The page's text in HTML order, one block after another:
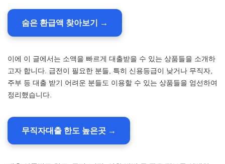
숨은 환급액 찾아보기 →
이에 이 글에서는 소액을 빠르게 대출받을 수 있는 상품들을 소개하
고자 합니다. 급전이 필요한 분들, 특히 신용등급이 낮거나 무직자,
주부 등 대출 받기 어려운 분들도 이용할 수 있는 상품들을 엄선하여
정리했습니다.
무직자대출 한도 높은곳 →